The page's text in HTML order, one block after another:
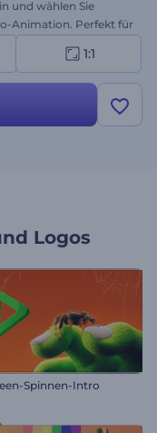
und wählen Sie
Animation. Perfekt für
kreative
– diese Vorlage
1:1
Logos
Spinnen-Intro